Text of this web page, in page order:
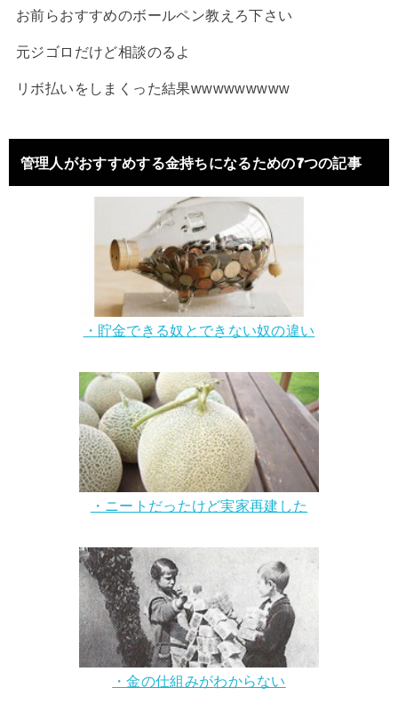
お前らおすすめのボールペン教えろ下さい
元ジゴロだけど相談のるよ
リボ払いをしまくった結果wwwwwwwww
管理人がおすすめする金持ちになるための7つの記事
・貯金できる奴とできない奴の違い
・ニートだったけど実家再建した
・金の仕組みがわからない